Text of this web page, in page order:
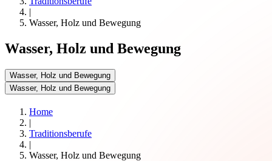
|
Wasser, Holz und Bewegung
Wasser, Holz und Bewegung
Wasser, Holz und Bewegung
Wasser, Holz und Bewegung
Home
|
Traditionsberufe
|
Wasser, Holz und Bewegung